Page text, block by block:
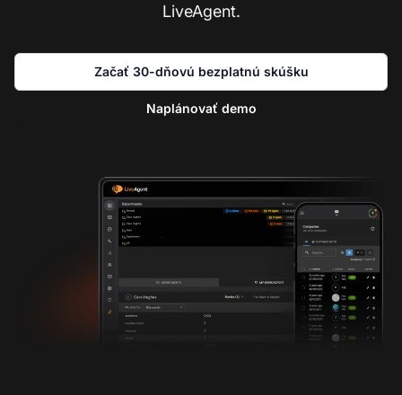
LiveAgent.
Začať 30-dňovú bezplatnú skúšku
Naplánovať demo